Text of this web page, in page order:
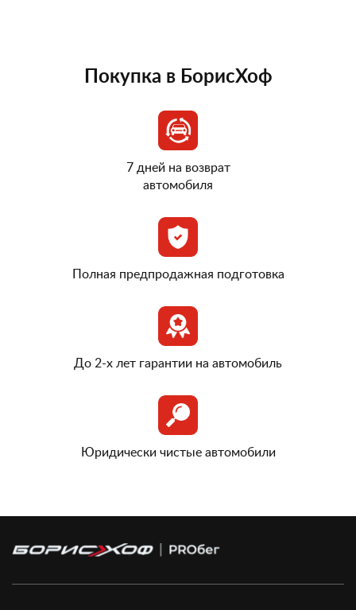
Покупка в БорисХоф
7 дней на возврат
автомобиля
Полная предпродажная подготовка
До 2-х лет гарантии на автомобиль
Юридически чистые автомобили